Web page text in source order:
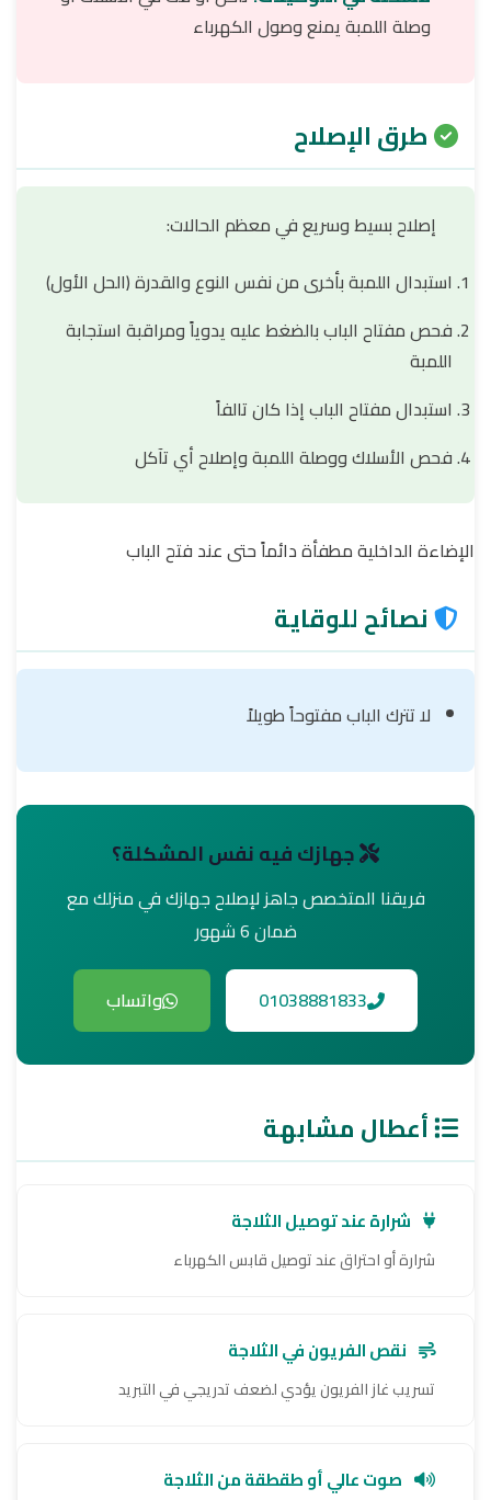
وصلة اللمبة يمنع وصول الكهرباء
طرق الإصلاح
إصلاح بسيط وسريع في معظم الحالات:
استبدال اللمبة بأخرى من نفس النوع والقدرة (الحل الأول)
فحص مفتاح الباب بالضغط عليه يدوياً ومراقبة استجابة
اللمبة
استبدال مفتاح الباب إذا كان تالفاً
فحص الأسلاك ووصلة اللمبة وإصلاح أي تآكل
الإضاءة الداخلية مطفأة دائماً حتى عند فتح الباب
نصائح للوقاية
لا تترك الباب مفتوحاً طويلاً
جهازك فيه نفس المشكلة؟
فريقنا المتخصص جاهز لإصلاح جهازك في منزلك مع
ضمان 6 شهور
01038881833 واتساب
أعطال مشابهة
شرارة عند توصيل الثلاجة
شرارة أو احتراق عند توصيل قابس الكهرباء
نقص الفريون في الثلاجة
تسريب غاز الفريون يؤدي لضعف تدريجي في التبريد
صوت عالي أو طقطقة من الثلاجة